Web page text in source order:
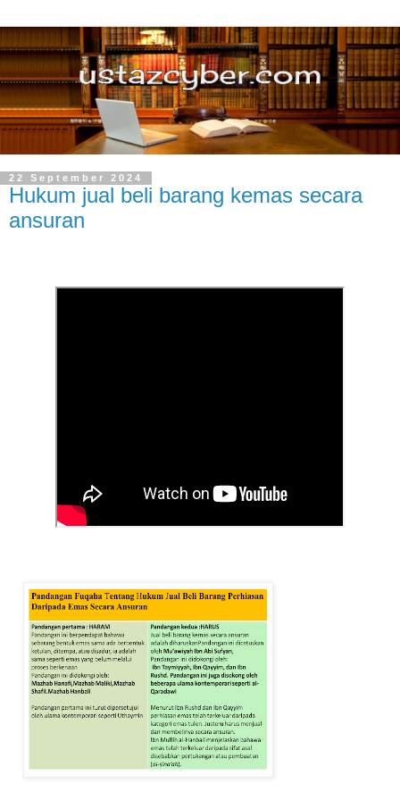
22 September 2024
Hukum jual beli barang kemas secara
ansuran